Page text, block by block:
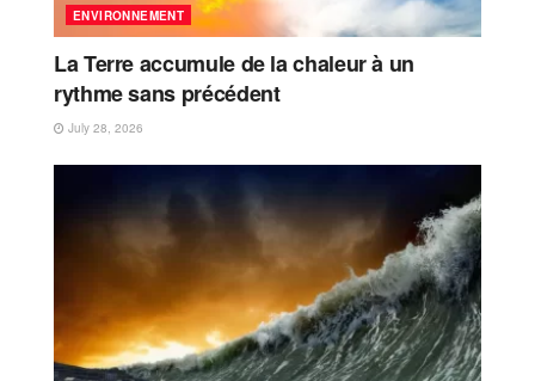
ENVIRONNEMENT
La Terre accumule de la chaleur à un
rythme sans précédent
July 28, 2026